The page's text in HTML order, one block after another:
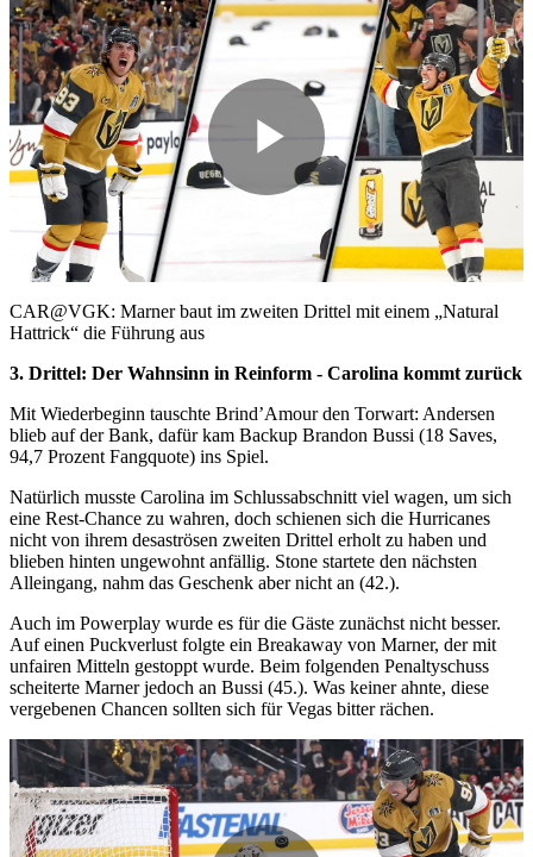
Play
Video
CAR@VGK: Marner baut im zweiten Drittel mit einem „Natural
Hattrick“ die Führung aus
3. Drittel: Der Wahnsinn in Reinform - Carolina kommt zurück
Mit Wiederbeginn tauschte Brind’Amour den Torwart: Andersen
blieb auf der Bank, dafür kam Backup Brandon Bussi (18 Saves,
94,7 Prozent Fangquote) ins Spiel.
Natürlich musste Carolina im Schlussabschnitt viel wagen, um sich
eine Rest-Chance zu wahren, doch schienen sich die Hurricanes
nicht von ihrem desaströsen zweiten Drittel erholt zu haben und
blieben hinten ungewohnt anfällig. Stone startete den nächsten
Alleingang, nahm das Geschenk aber nicht an (42.).
Auch im Powerplay wurde es für die Gäste zunächst nicht besser.
Auf einen Puckverlust folgte ein Breakaway von Marner, der mit
unfairen Mitteln gestoppt wurde. Beim folgenden Penaltyschuss
scheiterte Marner jedoch an Bussi (45.). Was keiner ahnte, diese
vergebenen Chancen sollten sich für Vegas bitter rächen.